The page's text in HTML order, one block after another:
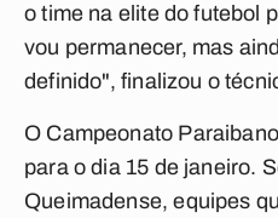
o time na elite do futebol
vou permanecer, mas
definido", finalizou o
O Campeonato
para o dia 15 de janeiro.
Queimadense, equipes